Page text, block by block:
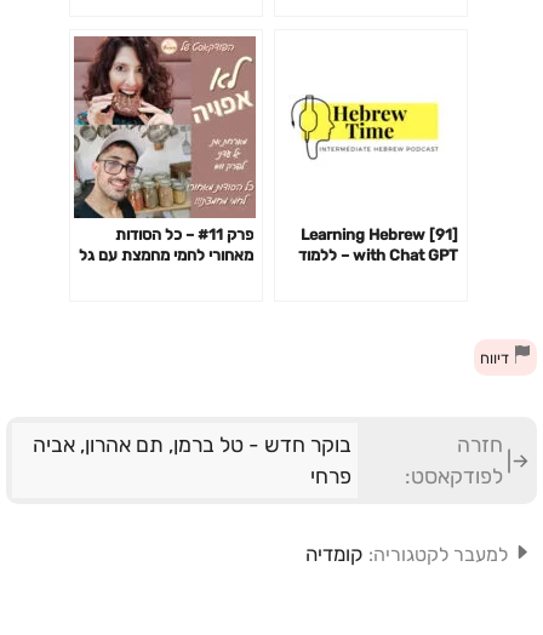
[91] Learning Hebrew
with Chat GPT – ללמוד
פרק #11 – כל הסודות
מאחורי לחמי מחמצת עם גל
דיווח
חזרה
לפודקאסט:
בוקר חדש - טל ברמן, תם אהרון, אביה
פרחי
למעבר לקטגוריה: קומדיה